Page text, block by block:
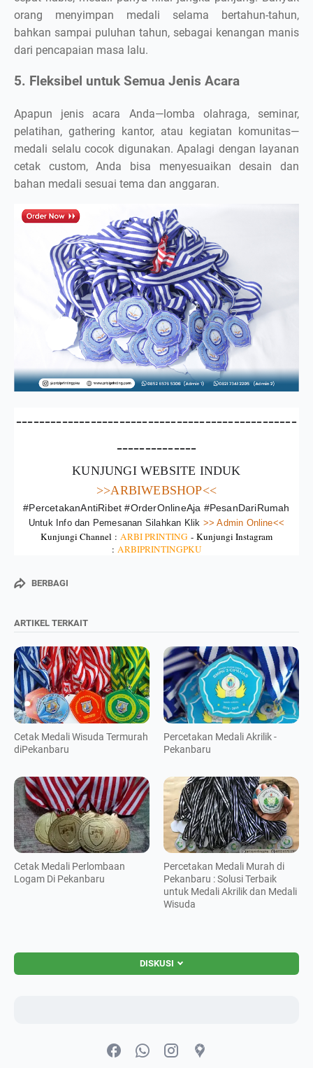
orang menyimpan medali selama bertahun-tahun,
bahkan sampai puluhan tahun, sebagai kenangan manis
dari pencapaian masa lalu.
5. Fleksibel untuk Semua Jenis Acara
Apapun jenis acara Anda—lomba olahraga, seminar,
pelatihan, gathering kantor, atau kegiatan komunitas—
medali selalu cocok digunakan. Apalagi dengan layanan
cetak custom, Anda bisa menyesuaikan desain dan
bahan medali sesuai tema dan anggaran.
-------------------------------------------------
--------------
KUNJUNGI WEBSITE INDUK
>>ARBIWEBSHOP<<
#PercetakanAntiRibet #OrderOnlineAja #PesanDariRumah
Untuk Info dan Pemesanan Silahkan Klik >> Admin Online<<
Kunjungi Channel : ARBI PRINTING - Kunjungi Instagram
: ARBIPRINTINGPKU
BERBAGI
ARTIKEL TERKAIT
Cetak Medali Wisuda Termurah
diPekanbaru
Percetakan Medali Akrilik -
Pekanbaru
Cetak Medali Perlombaan
Logam Di Pekanbaru
Percetakan Medali Murah di
Pekanbaru : Solusi Terbaik
untuk Medali Akrilik dan Medali
Wisuda
DISKUSI